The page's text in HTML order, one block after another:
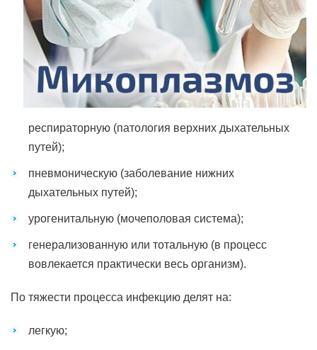
респираторную (патология верхних дыхательных
путей);
пневмоническую (заболевание нижних
дыхательных путей);
урогенитальную (мочеполовая система);
генерализованную или тотальную (в процесс
вовлекается практически весь организм).
По тяжести процесса инфекцию делят на:
легкую;